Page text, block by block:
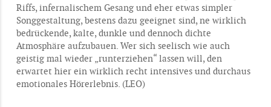
Riffs, infernalischem Gesang und eher etwas simpler
Songgestaltung, bestens dazu geeignet sind, ne wirklich
bedrückende, kalte, dunkle und dennoch dichte
Atmosphäre aufzubauen. Wer sich seelisch wie auch
geistig mal wieder „runterziehen“ lassen will, den
erwartet hier ein wirklich recht intensives und durchaus
emotionales Hörerlebnis. (LEO)